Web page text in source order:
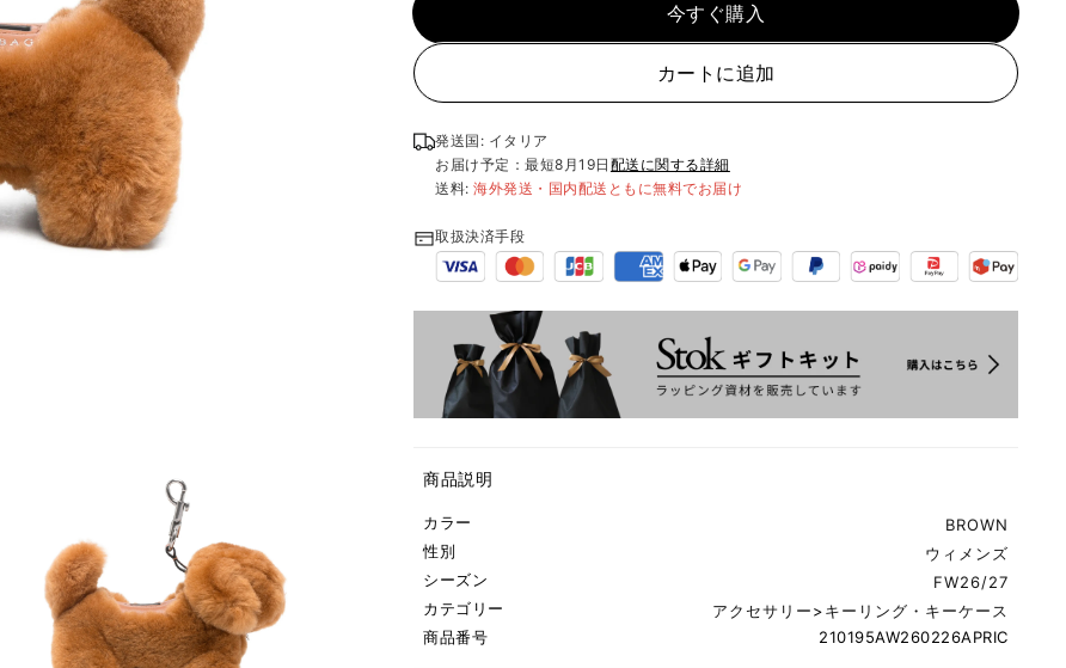
今すぐ購入
カートに追加
発送国: イタリア
お届け予定：最短8月19日 配送に関する詳細
送料:海外発送・国内配送ともに無料でお届け
取扱決済手段
商品説明
カラー
BROWN
性別
ウィメンズ
シーズン
FW26/27
カテゴリー
アクセサリー>キーリング・キーケース
商品番号
210195AW260226APRIC